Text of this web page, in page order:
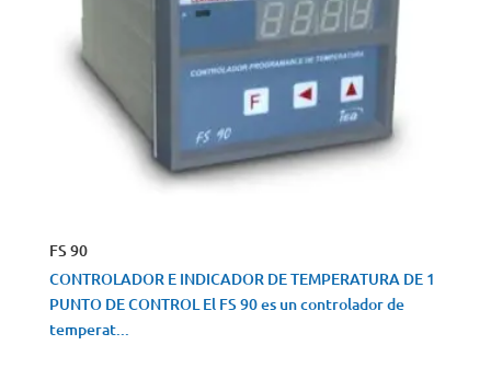
FS 90
CONTROLADOR E INDICADOR DE TEMPERATURA DE 1
PUNTO DE CONTROL El FS 90 es un controlador de
temperat...